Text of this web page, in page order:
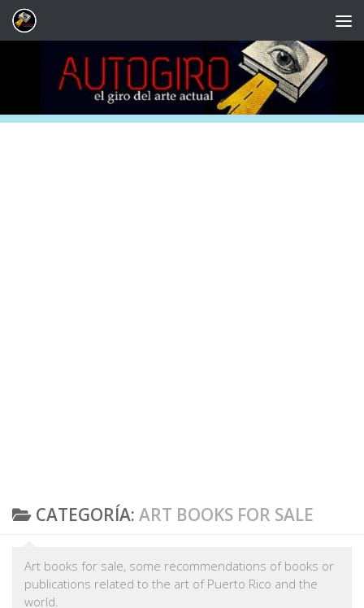
Saltar al contenido
CATEGORÍA: ART BOOKS FOR SALE
Art books for sale, some recommendations of books or
publications related to the art of Puerto Rico and the
world.